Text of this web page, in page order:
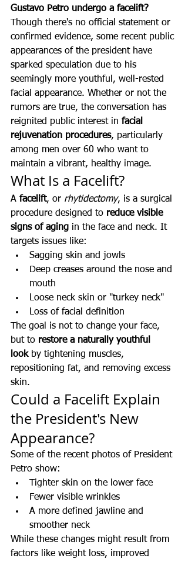
Gustavo Petro undergo a facelift?
Though there's no official statement or
confirmed evidence, some recent public
appearances of the president have
sparked speculation due to his
seemingly more youthful, well-rested
facial appearance. Whether or not the
rumors are true, the conversation has
reignited public interest in facial
rejuvenation procedures, particularly
among men over 60 who want to
maintain a vibrant, healthy image.
What Is a Facelift?
A facelift, or rhytidectomy, is a surgical
procedure designed to reduce visible
signs of aging in the face and neck. It
targets issues like:
Sagging skin and jowls
Deep creases around the nose and
mouth
Loose neck skin or "turkey neck"
Loss of facial definition
The goal is not to change your face,
but to restore a naturally youthful
look by tightening muscles,
repositioning fat, and removing excess
skin.
Could a Facelift Explain
the President's New
Appearance?
Some of the recent photos of President
Petro show:
Tighter skin on the lower face
Fewer visible wrinkles
A more defined jawline and
smoother neck
While these changes might result from
factors like weight loss, improved